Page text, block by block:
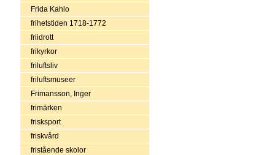
Frida Kahlo
frihetstiden 1718-1772
friidrott
frikyrkor
friluftsliv
friluftsmuseer
Frimansson, Inger
frimärken
frisksport
friskvård
fristående skolor